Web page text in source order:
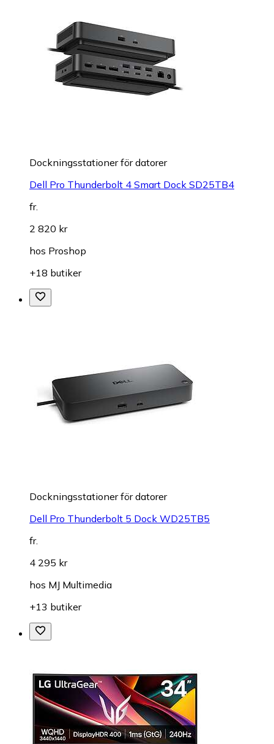
Dockningsstationer för datorer
Dell Pro Thunderbolt 4 Smart Dock SD25TB4
fr.
2 820 kr
hos Proshop
+18 butiker
Dockningsstationer för datorer
Dell Pro Thunderbolt 5 Dock WD25TB5
fr.
4 295 kr
hos MJ Multimedia
+13 butiker